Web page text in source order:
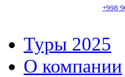
+998
Туры 2025
О компании